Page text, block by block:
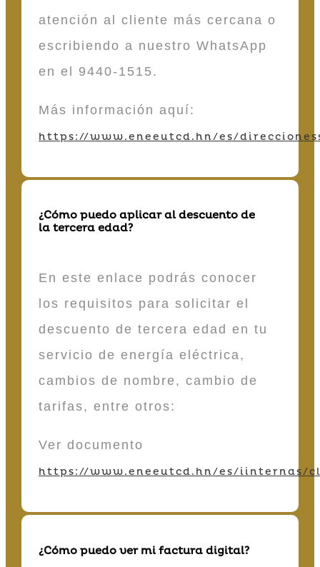
atención al cliente más cercana o
escribiendo a nuestro WhatsApp
en el 9440-1515.
Más información aquí:
https://www.eneeutcd.hn/es/
¿Cómo puedo aplicar al descuento de
la tercera edad?
En este enlace podrás conocer
los requisitos para solicitar el
descuento de tercera edad en tu
servicio de energía eléctrica,
cambios de nombre, cambio de
tarifas, entre otros:
Ver documento
https://www.eneeutcd.hn/es/iinternas/
¿Cómo puedo ver mi factura digital?